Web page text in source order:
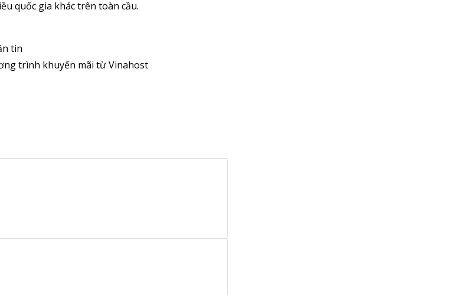
quốc gia khác trên toàn cầu.
tin
trình khuyến mãi từ Vinahost